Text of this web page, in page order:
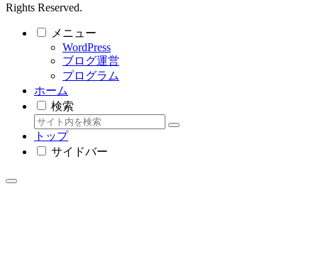
Rights Reserved.
メニュー
WordPress
ブログ運営
プログラム
ホーム
検索
トップ
サイドバー